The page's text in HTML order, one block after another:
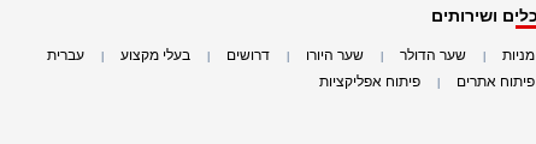
כלים ושירותים
מניות שער הדולר שער היורו דרושים בעלי מקצוע עברית
פיתוח אתרים פיתוח אפליקציות